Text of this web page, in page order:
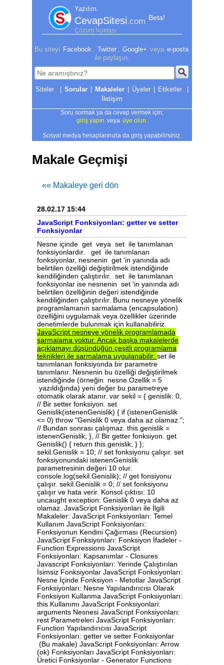
Yazılım.
CevapSitesi.com Beta!
Çözüm Noktası
Bu siteyi Facebook Twitter Google+ veya e-posta
ile paylaşın.
| Sorular | Makaleler | Üyeler | Etiketler
|
İletişim
Soru sormak ya da cevap vermek için;
giriş yapın veya üye olun
Sosyal medya hesaplarınızla da giriş yapabilirsiniz.
Makale Geçmişi
«« Makaleye geri dön
28.02.17 15:44
JavaScript Fonksiyonları: getter ve setter
Fonksiyonlar
Nesne içinde get veya set ile tanımlanan
fonksiyonlardır. get ile tanımlanan
fonksiyonlar, nesnenin get 'in yanında adı
belirtilen özelliği değiştirilmek istendiğinde
kendiliğinden çalıştırılır. set ile tanımlanan
fonksiyonlar ise nesnenin set 'in yanında adı
belirtilen özelliğinin değeri istendiğinde
kendiliğinden çalıştırılır. Bunu nesneye yönelik
programlamanın sarmalama (encapsulation)
özelliğini uygulamak veya özellikler üzerinde
denetimlerde bulunmak için kullanabiliriz.
JavaScript nesneye yönelik programlamada
sarmalama yoktur. Ancak başka makalelerde
açıklamayı düşündüğün çeşitli programlama
teknikleri ile sarmalama uygulanabilir. set ile
tanımlanan fonksiyonda bir parametre
tanımlanır. Nesnenin bu özelliği değiştirilmek
istendiğinde (örneğin nesne.Ozellik = 5
yazıldığında) yeni değer bu parametreye
otomatik olarak atanır. var sekil = { genislik: 0,
// Bir setter fonksiyon. set
Genislik(istenenGenislik) { if (istenenGenislik
<= 0) throw "Genislik 0 veya daha az olamaz.";
// Bundan sonrası çalışmaz. this.genislik =
istenenGenislik; }, // Bir getter fonksiyon. get
Genislik() { return this.genislik; } };
sekil.Genislik = 10; // set fonksiyonu çalışır. set
fonksiyonundaki istenenGenislik
parametresinin değeri 10 olur.
console.log(sekil.Genislik); // get fonsiyonu
çalışır. sekil.Genislik = 0; // set fonksiyonu
çalışır ve hata verir. Konsol çıktısı: 10
uncaught exception: Genislik 0 veya daha az
olamaz. JavaScript Fonksiyonları ile İlgili
Makaleler: JavaScript Fonksiyonları: Temel
Kullanım JavaScript Fonksiyonları:
Fonksiyonun Kendini Çağırması (Recursion)
JavaScript Fonksiyonları: Fonksiyon İfadeler -
Function Expressions JavaScript
Fonksiyonları: Kapsanımlar - Closures
Javascript Fonksiyonları: Yerinde Çalıştırılan
İsimsiz Fonksiyonlar JavaScript Fonksiyonları:
Nesne İçinde Fonksiyon - Metotlar JavaScript
Fonksiyonları: Nesne Yapılandırıcısı Olarak
Fonksiyon Kullanma JavaScript Fonksiyonları:
this Kullanımı JavaScript Fonksiyonlari:
arguments Nesnesi JavaScript Fonksiyonları:
rest Parametreleri JavaScript Fonksiyonları:
Function Yapılandırıcısı JavaScript
Fonksiyonları: getter ve setter Fonksiyonlar
(Bu makale) JavaScript Fonksiyonları: Arrow
(ok) Fonksiyonları JavaScript Fonksiyonları:
Üretici Fonksiyonlar - Generator Functions